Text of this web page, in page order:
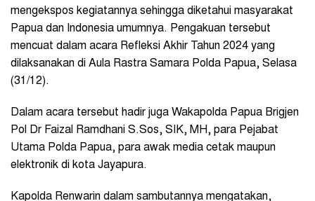
mengekspos kegiatannya sehingga diketahui masyarakat
Papua dan Indonesia umumnya. Pengakuan tersebut
mencuat dalam acara Refleksi Akhir Tahun 2024 yang
dilaksanakan di Aula Rastra Samara Polda Papua, Selasa
(31/12).
Dalam acara tersebut hadir juga Wakapolda Papua Brigjen
Pol Dr Faizal Ramdhani S.Sos, SIK, MH, para Pejabat
Utama Polda Papua, para awak media cetak maupun
elektronik di kota Jayapura.
Kapolda Renwarin dalam sambutannya mengatakan,